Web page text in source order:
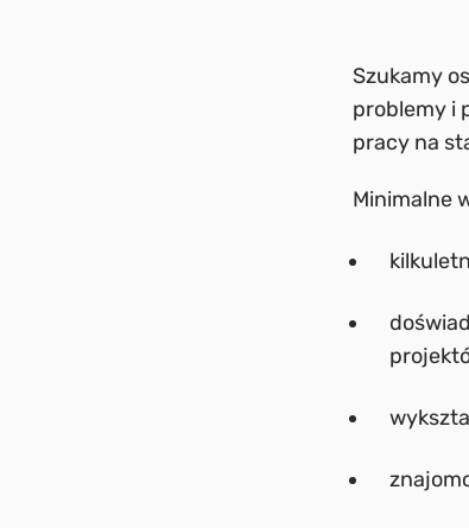
Szukamy
problemy i
pracy na
Minimalne